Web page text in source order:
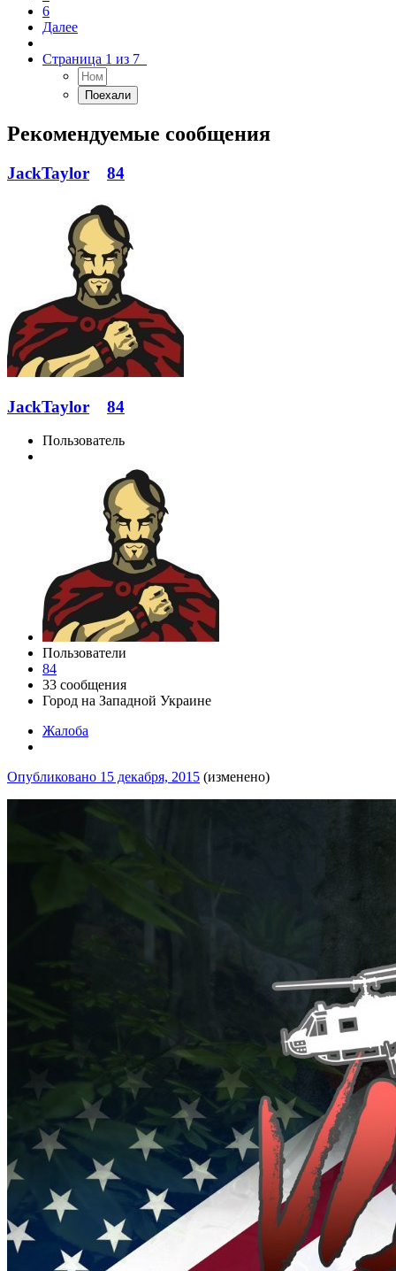
6
Далее
Страница 1 из 7
Рекомендуемые сообщения
JackTaylor 84
JackTaylor 84
Пользователь
Пользователи
84
33 сообщения
Город на Западной Украине
Жалоба
Опубликовано 15 декабря, 2015 (изменено)